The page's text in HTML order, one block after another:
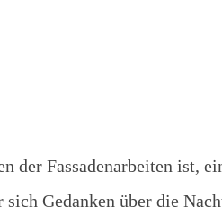
Fassadenarbeiten ist,
Gedanken über die